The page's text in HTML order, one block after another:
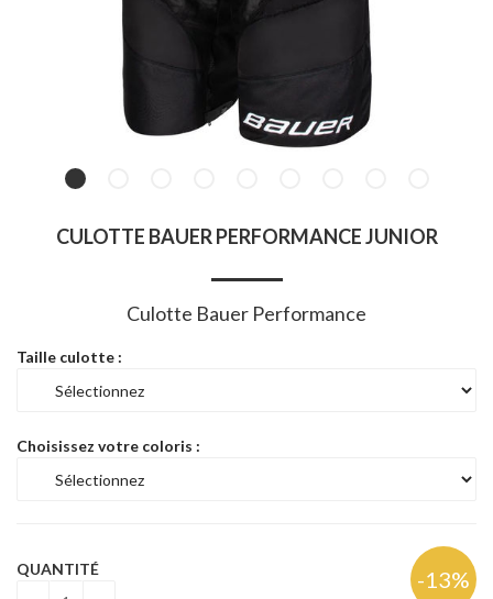
CULOTTE BAUER PERFORMANCE JUNIOR
Culotte Bauer Performance
Taille culotte :
Choisissez votre coloris :
QUANTITÉ